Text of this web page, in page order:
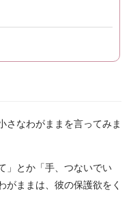
さなわがままを言ってみま
」とか「手、つないでい
がままは、彼の保護欲をく